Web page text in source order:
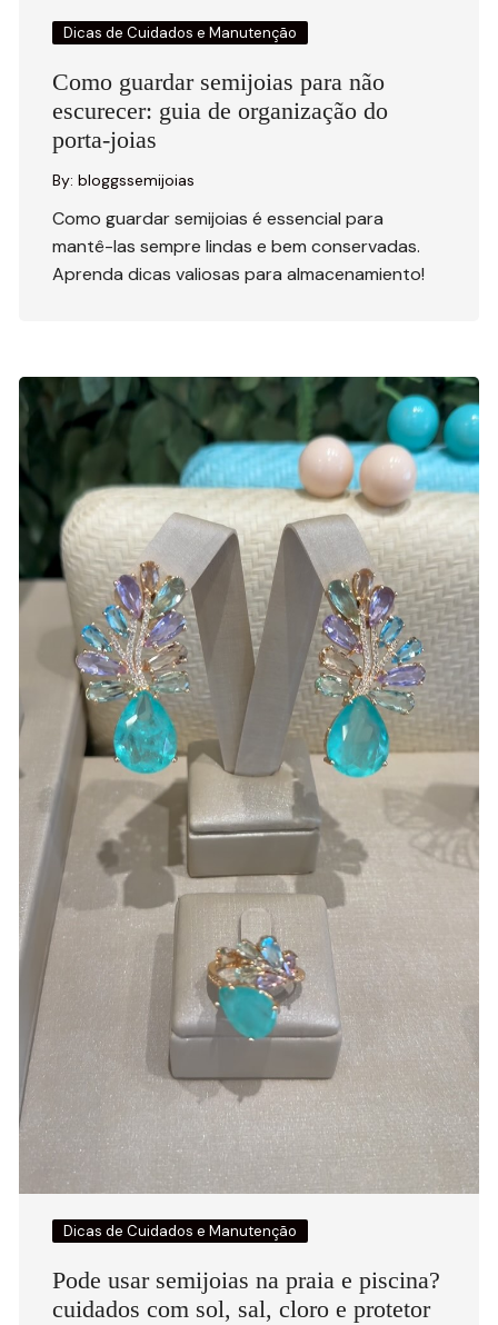
Dicas de Cuidados e Manutenção
Como guardar semijoias para não
escurecer: guia de organização do
porta-joias
By: bloggssemijoias
Como guardar semijoias é essencial para
mantê-las sempre lindas e bem conservadas.
Aprenda dicas valiosas para almacenamiento!
Dicas de Cuidados e Manutenção
Pode usar semijoias na praia e piscina?
cuidados com sol, sal, cloro e protetor